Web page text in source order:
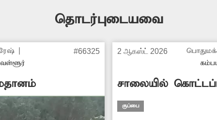
தொடர்புடையவை
|
#66325 2 ஆகஸ்ட் 2026
சாலையில்
இறைச்சிக்கழிவுகள்
குப்பை